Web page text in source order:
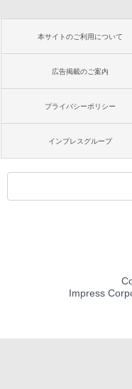
本サイトのご利用について
広告掲載のご案内
プライバシーポリシー
インプレスグループ
Impress